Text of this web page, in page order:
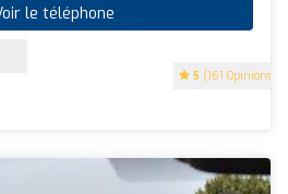
5 (161 Opinions)
le téléphone